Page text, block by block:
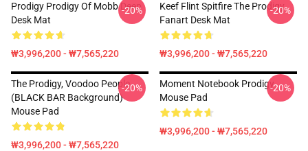
Prodigy Prodigy Of Mobb Deep
Desk Mat
₩3,996,200 - ₩7,565,220
-20%
Keef Flint Spitfire The Prodigy
Fanart Desk Mat
₩3,996,200 - ₩7,565,220
-20%
The Prodigy, Voodoo People
(BLACK BAR Background)
Mouse Pad
₩3,996,200 - ₩7,565,220
-20%
Moment Notebook Prodigy
Mouse Pad
₩3,996,200 - ₩7,565,220
-20%